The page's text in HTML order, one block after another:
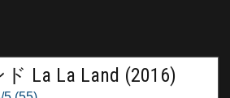
La La Land (2016)